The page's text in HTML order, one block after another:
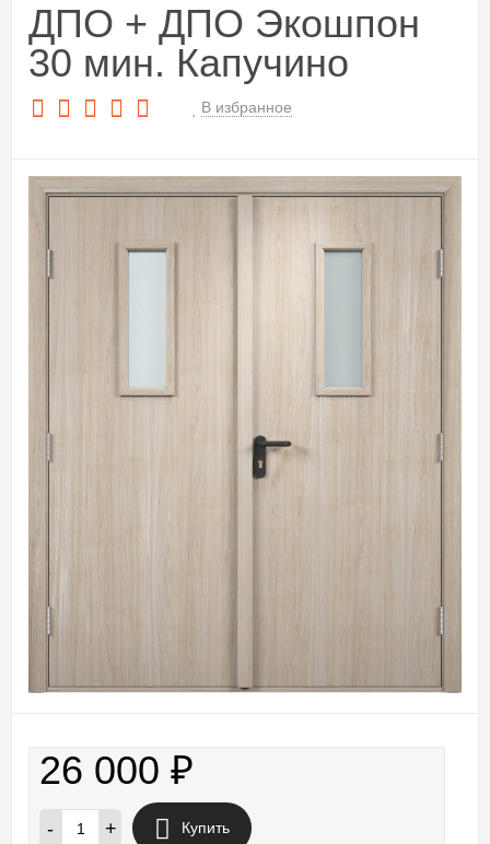
ДПО + ДПО Экошпон
30 мин. Капучино
В избранное
26 000 ₽
- + Купить